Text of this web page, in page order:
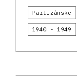
Partizánske
1940 - 1949